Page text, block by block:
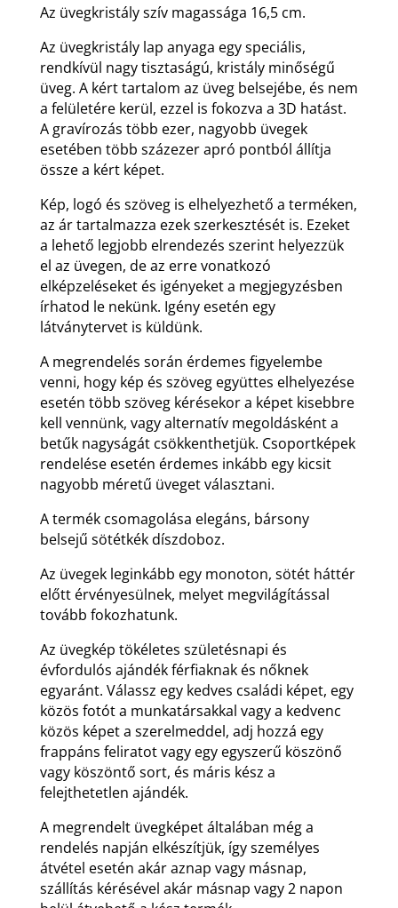
Az üvegkristály szív magassága 16,5 cm.
Az üvegkristály lap anyaga egy speciális,
rendkívül nagy tisztaságú, kristály minőségű
üveg. A kért tartalom az üveg belsejébe, és nem
a felületére kerül, ezzel is fokozva a 3D hatást.
A gravírozás több ezer, nagyobb üvegek
esetében több százezer apró pontból állítja
össze a kért képet.
Kép, logó és szöveg is elhelyezhető a terméken,
az ár tartalmazza ezek szerkesztését is. Ezeket
a lehető legjobb elrendezés szerint helyezzük
el az üvegen, de az erre vonatkozó
elképzeléseket és igényeket a megjegyzésben
írhatod le nekünk. Igény esetén egy
látványtervet is küldünk.
A megrendelés során érdemes figyelembe
venni, hogy kép és szöveg együttes elhelyezése
esetén több szöveg kérésekor a képet kisebbre
kell vennünk, vagy alternatív megoldásként a
betűk nagyságát csökkenthetjük. Csoportképek
rendelése esetén érdemes inkább egy kicsit
nagyobb méretű üveget választani.
A termék csomagolása elegáns, bársony
belsejű sötétkék díszdoboz.
Az üvegek leginkább egy monoton, sötét háttér
előtt érvényesülnek, melyet megvilágítással
tovább fokozhatunk.
Az üvegkép tökéletes születésnapi és
évfordulós ajándék férfiaknak és nőknek
egyaránt. Válassz egy kedves családi képet, egy
közös fotót a munkatársakkal vagy a kedvenc
közös képet a szerelmeddel, adj hozzá egy
frappáns feliratot vagy egy egyszerű köszönő
vagy köszöntő sort, és máris kész a
felejthetetlen ajándék.
A megrendelt üvegképet általában még a
rendelés napján elkészítjük, így személyes
átvétel esetén akár aznap vagy másnap,
szállítás kérésével akár másnap vagy 2 napon